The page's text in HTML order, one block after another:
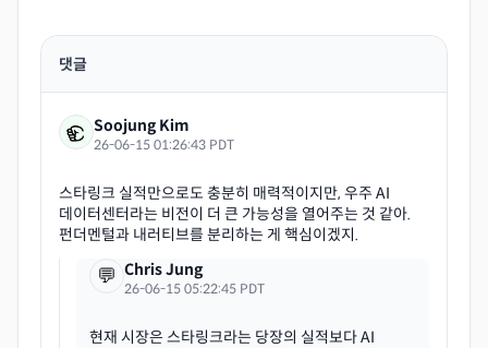
댓글
Soojung Kim
26-06-15 01:26:43 PDT
스타링크 실적만으로도 충분히 매력적이지만, 우주 AI
데이터센터라는 비전이 더 큰 가능성을 열어주는 것 같아.
💬 Chris Jung
26-06-15 05:22:45 PDT
현재 시장은 스타링크라는 당장의 실적보다 AI